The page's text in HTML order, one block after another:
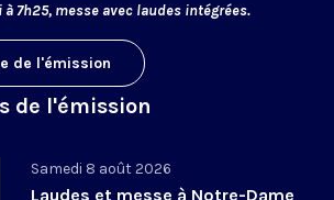
7h25, messe avec laudes intégrées.
de l'émission
de l'émission
Samedi 8 août 2026
Laudes et messe à Notre-Dame